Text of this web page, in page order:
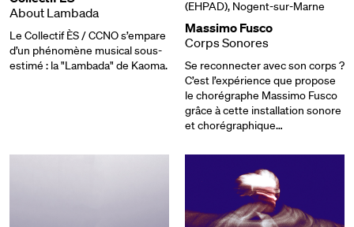
About Lambada
Le Collectif ÈS / CCNO s’empare
d’un phénomène musical sous-
estimé : la "Lambada" de Kaoma.
(EHPAD), Nogent-sur-Marne
Massimo Fusco
Corps Sonores
Se reconnecter avec son corps ?
C’est l’expérience que propose
le chorégraphe Massimo Fusco
grâce à cette installation sonore
et chorégraphique…